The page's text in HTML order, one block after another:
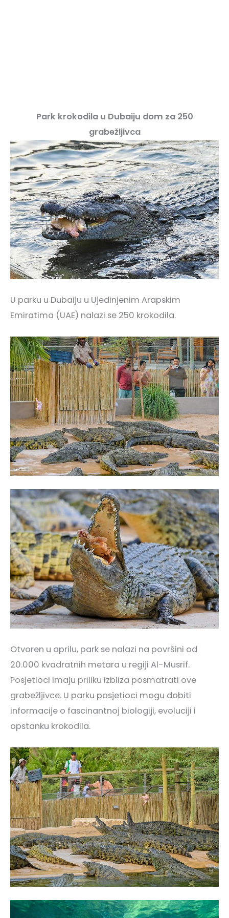
Park krokodila u Dubaiju dom za 250
grabežljivca
U parku u Dubaiju u Ujedinjenim Arapskim
Emiratima (UAE) nalazi se 250 krokodila.
Otvoren u aprilu, park se nalazi na površini od
20.000 kvadratnih metara u regiji Al-Musrif.
Posjetioci imaju priliku izbliza posmatrati ove
grabežljivce. U parku posjetioci mogu dobiti
informacije o fascinantnoj biologiji, evoluciji i
opstanku krokodila.